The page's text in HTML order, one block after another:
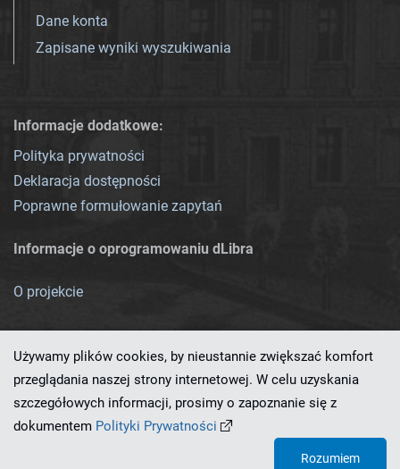
Dane konta
Zapisane wyniki wyszukiwania
Informacje dodatkowe:
Polityka prywatności
Deklaracja dostępności
Poprawne formułowanie zapytań
Informacje o oprogramowaniu dLibra
O projekcie
Ten serwis działa dzięki oprogramowaniu
Używamy plików cookies, by nieustannie zwiększać komfort
przeglądania naszej strony internetowej. W celu uzyskania
szczegółowych informacji, prosimy o zapoznanie się z
dokumentem Polityki Prywatności
Rozumiem